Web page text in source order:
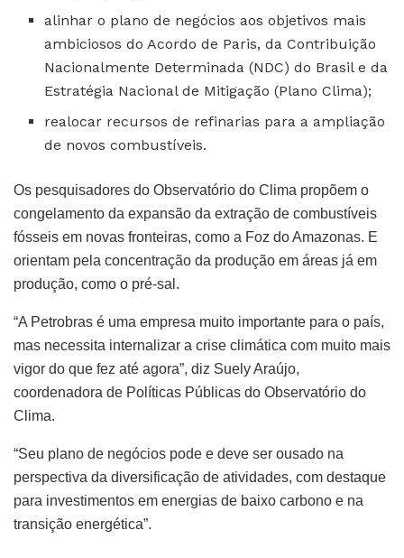
alinhar o plano de negócios aos objetivos mais
ambiciosos do Acordo de Paris, da Contribuição
Nacionalmente Determinada (NDC) do Brasil e da
Estratégia Nacional de Mitigação (Plano Clima);
realocar recursos de refinarias para a ampliação
de novos combustíveis.
Os pesquisadores do Observatório do Clima propõem o
congelamento da expansão da extração de combustíveis
fósseis em novas fronteiras, como a Foz do Amazonas. E
orientam pela concentração da produção em áreas já em
produção, como o pré-sal.
“A Petrobras é uma empresa muito importante para o país,
mas necessita internalizar a crise climática com muito mais
vigor do que fez até agora”, diz Suely Araújo,
coordenadora de Políticas Públicas do Observatório do
Clima.
“Seu plano de negócios pode e deve ser ousado na
perspectiva da diversificação de atividades, com destaque
para investimentos em energias de baixo carbono e na
transição energética”.